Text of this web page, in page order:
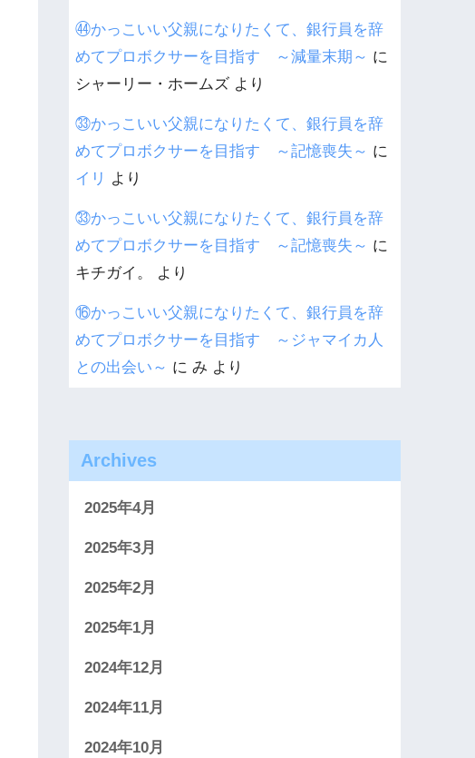
㊹かっこいい父親になりたくて、銀行員を辞
めてプロボクサーを目指す ～減量末期～ に
シャーリー・ホームズ より
㉝かっこいい父親になりたくて、銀行員を辞
めてプロボクサーを目指す ～記憶喪失～ に
イリ より
㉝かっこいい父親になりたくて、銀行員を辞
めてプロボクサーを目指す ～記憶喪失～ に
キチガイ。
より
⑯かっこいい父親になりたくて、銀行員を辞
めてプロボクサーを目指す ～ジャマイカ人
との出会い～ にみ より
Archives
2025年4月
2025年3月
2025年2月
2025年1月
2024年12月
2024年11月
2024年10月